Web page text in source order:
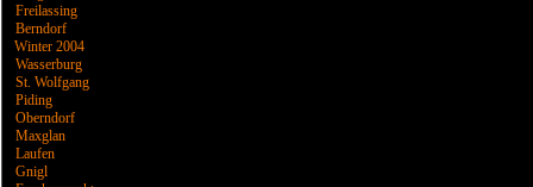
Freilassing
Berndorf
Winter 2004
Wasserburg
St. Wolfgang
Piding
Oberndorf
Maxglan
Laufen
Gnigl